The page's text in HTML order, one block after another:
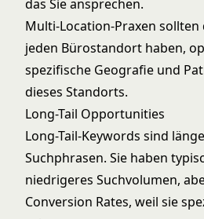
das Sie ansprechen.
Multi-Location-Praxen
jeden Bürostandort haben,
spezifische Geografie und
dieses Standorts.
Long-Tail Opportunities
Long-Tail-Keywords sind
Suchphrasen. Sie haben
niedrigeres Suchvolumen,
Conversion Rates, weil sie